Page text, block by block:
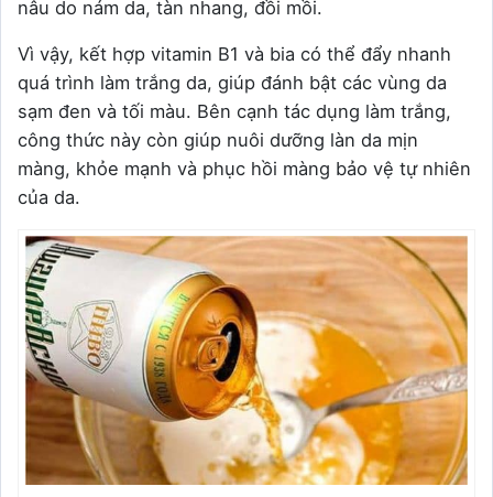
nâu do nám da, tàn nhang, đồi mồi.
Vì vậy, kết hợp vitamin B1 và bia có thể đẩy nhanh
quá trình làm trắng da, giúp đánh bật các vùng da
sạm đen và tối màu. Bên cạnh tác dụng làm trắng,
công thức này còn giúp nuôi dưỡng làn da mịn
màng, khỏe mạnh và phục hồi màng bảo vệ tự nhiên
của da.